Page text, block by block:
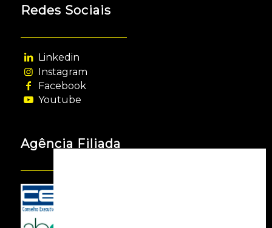
Redes Sociais
Linkedin
Instagram
Facebook
Youtube
Agência Filiada